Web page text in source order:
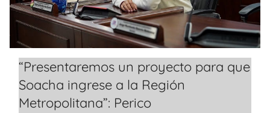
“Presentaremos un proyecto para que
Soacha ingrese a la Región
Metropolitana”: Perico